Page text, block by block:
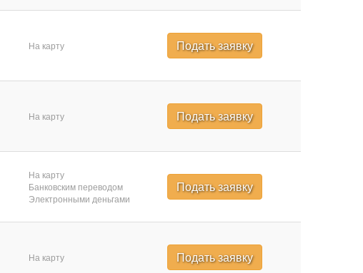
На карту Подать заявку
На карту Подать заявку
На карту
Банковским переводом
Электронными деньгами
Подать заявку
На карту Подать заявку